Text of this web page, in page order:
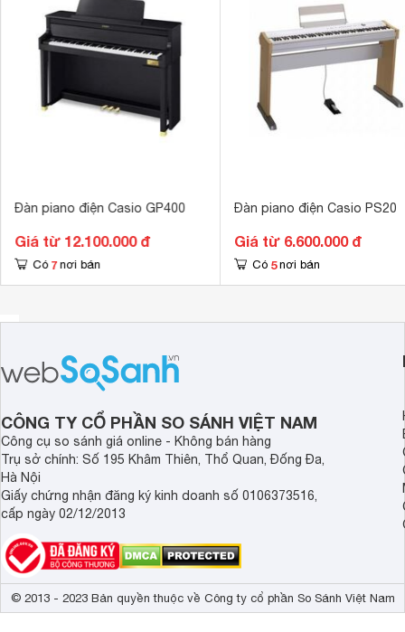
Đàn piano điện Casio GP400
Giá từ 12.100.000 đ
Có 7 nơi bán
Đàn piano điện Casio PS20
Giá từ 6.600.000 đ
Có 5 nơi bán
CÔNG TY CỔ PHẦN SO SÁNH VIỆT NAM
Công cụ so sánh giá online - Không bán hàng
Trụ sở chính: Số 195 Khâm Thiên, Thổ Quan, Đống Đa,
Hà Nội
Giấy chứng nhận đăng ký kinh doanh số 0106373516,
cấp ngày 02/12/2013
© 2013 - 2023 Bản quyền thuộc về Công ty cổ phần So Sánh Việt Nam